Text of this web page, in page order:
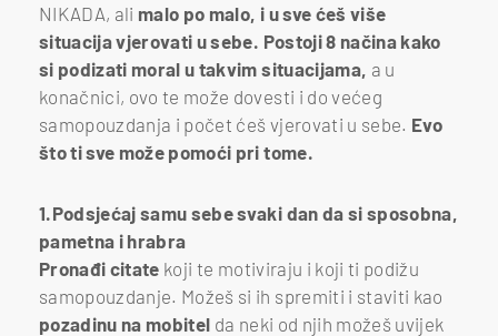
NIKADA, ali malo po malo, i u sve ćeš više
situacija vjerovati u sebe. Postoji 8 načina kako
si podizati moral u takvim situacijama, a u
konačnici, ovo te može dovesti i do većeg
samopouzdanja i počet ćeš vjerovati u sebe. Evo
što ti sve može pomoći pri tome.
1.Podsjećaj samu sebe svaki dan da si sposobna,
pametna i hrabra
Pronađi citate koji te motiviraju i koji ti podižu
samopouzdanje. Možeš si ih spremiti i staviti kao
pozadinu na mobitel da neki od njih možeš uvijek